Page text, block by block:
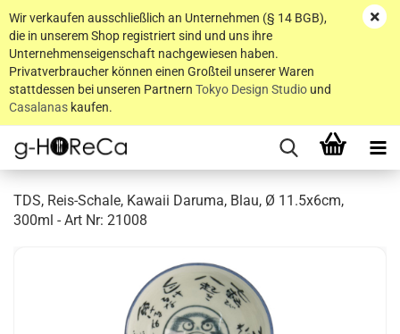
Wir verkaufen ausschließlich an Unternehmen (§ 14 BGB),
die in unserem Shop registriert sind und uns ihre
Unternehmenseigenschaft nachgewiesen haben.
Privatverbraucher können einen Großteil unserer Waren
stattdessen bei unseren Partnern Tokyo Design Studio und
Casalanas kaufen.
TDS, Reis-Schale, Kawaii Daruma, Blau, Ø 11.5x6cm,
300ml - Art Nr: 21008